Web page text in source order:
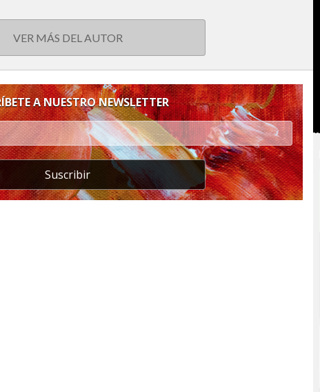
VER MÁS DEL AUTOR
A NUESTRO NEWSLETTER
Suscribir